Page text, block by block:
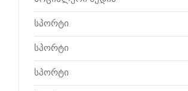
სპორტი
სპორტი
სპორტი